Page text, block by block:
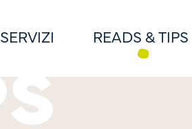
SERVIZI READS & TIPS